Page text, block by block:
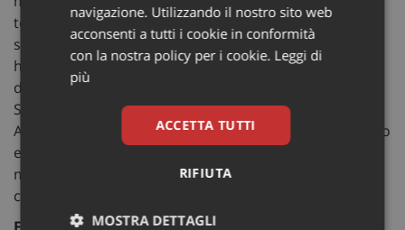
tenere conto degli esiti a lungo termine, della
sostenibilità economica e della continuità delle cure –
ha sottolineatoRichard M. Peterson, presidente
dell’American Society for Metabolic and Bariatric
Surgery e professore di Chirurgia alla UT Health San
Antonio -. In questa ricerca, il trattamento più duraturo
ed efficace dal punto di vista clinico – la chirurgia
metabolica e bariatrica – è risultato anche il più
conveniente”.
navigazione. Utilizzando il nostro sito web
acconsenti a tutti i cookie in conformità
con la nostra policy per i cookie. Leggi di
più
ACCETTA TUTTI
RIFIUTA
MOSTRA DETTAGLI